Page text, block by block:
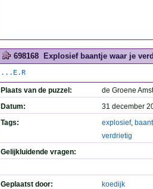
698168 Explosief baantje waar je
...E.R
Plaats van de puzzel:
de Groene
Datum:
31 december
Tags:
explosief,
verdrietig
Gelijkluidende vragen:
Geplaatst door: koedijk